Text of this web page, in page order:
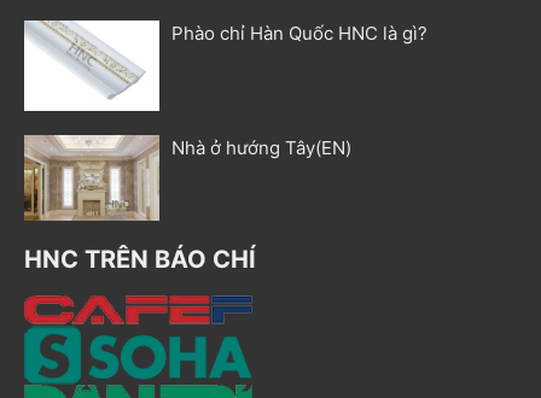
Phào chỉ Hàn Quốc HNC là gì?
Nhà ở hướng Tây(EN)
HNC TRÊN BÁO CHÍ